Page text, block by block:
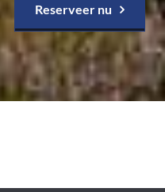
Reserveer nu